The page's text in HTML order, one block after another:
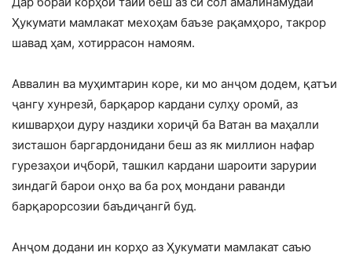
Ҳукумати мамлакат мехоҳам баъзе рақамҳоро, такрор
шавад ҳам, хотиррасон намоям.
Аввалин ва муҳимтарин коре, ки мо анҷом додем, қатъи
ҷангу хунрезӣ, барқарор кардани сулҳу оромӣ, аз
кишварҳои дуру наздики хориҷӣ ба Ватан ва маҳалли
зисташон баргардонидани беш аз як миллион нафар
гурезаҳои иҷборӣ, ташкил кардани шароити зарурии
зиндагӣ барои онҳо ва ба роҳ мондани раванди
барқарорсозии баъдиҷангӣ буд.
Анҷом додани ин корҳо аз Ҳукумати мамлакат саъю